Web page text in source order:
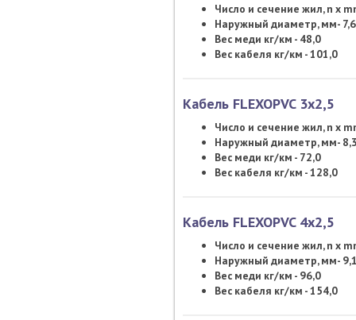
Число и сечение жил, n x
Наружный диаметр, мм- 7,6
Вес меди кг/км - 48,0
Вес кабеля кг/км - 101,0
Кабель FLEXOPVC 3х2,5
Число и сечение жил, n x
Наружный диаметр, мм-
Вес меди кг/км - 72,0
Вес кабеля кг/км - 128,0
Кабель FLEXOPVC 4х2,5
Число и сечение жил, n x
Наружный диаметр, мм-
Вес меди кг/км - 96,0
Вес кабеля кг/км - 154,0